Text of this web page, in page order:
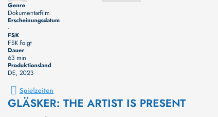
Genre
Dokumentarfilm
Erscheinungsdatum
-
FSK
FSK folgt
Dauer
63 min
Produktionsland
DE, 2023
Spielzeiten
GLÄSKER: THE ARTIST IS PRESENT